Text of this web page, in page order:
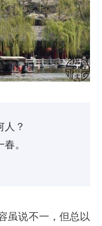
人？
。
虽说不一，但总以